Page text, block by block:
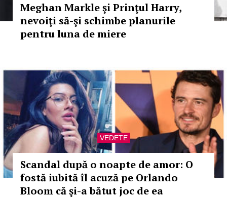
Meghan Markle şi Prinţul Harry,
nevoiţi să-şi schimbe planurile
pentru luna de miere
VEDETE
Scandal după o noapte de amor: O
fostă iubită îl acuză pe Orlando
Bloom că şi-a bătut joc de ea